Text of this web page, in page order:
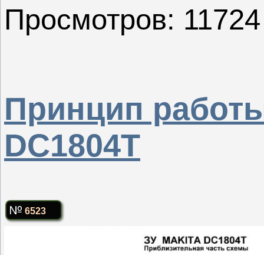
Просмотров: 11724
Принцип
DC1804T
6523